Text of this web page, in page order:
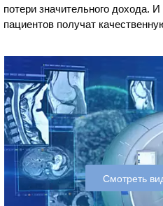
потери значительного дохода.
пациентов получат
Смотреть